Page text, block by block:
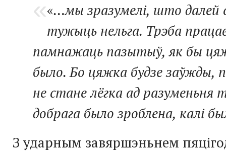
«…мы зразумелі, што далей
тужыць нельга. Трэба
памнажаць пазытыў, як бы
было. Бо цяжка будзе заўжды,
не стане лёгка ад разуменьня
добрага было зроблена, калі
З ударным завяршэньнем